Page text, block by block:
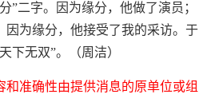
”二字。因为缘分，他做了演员；
因为缘分，他接受了我的采访。于
下无双”。（周洁）
和准确性由提供消息的原单位或组